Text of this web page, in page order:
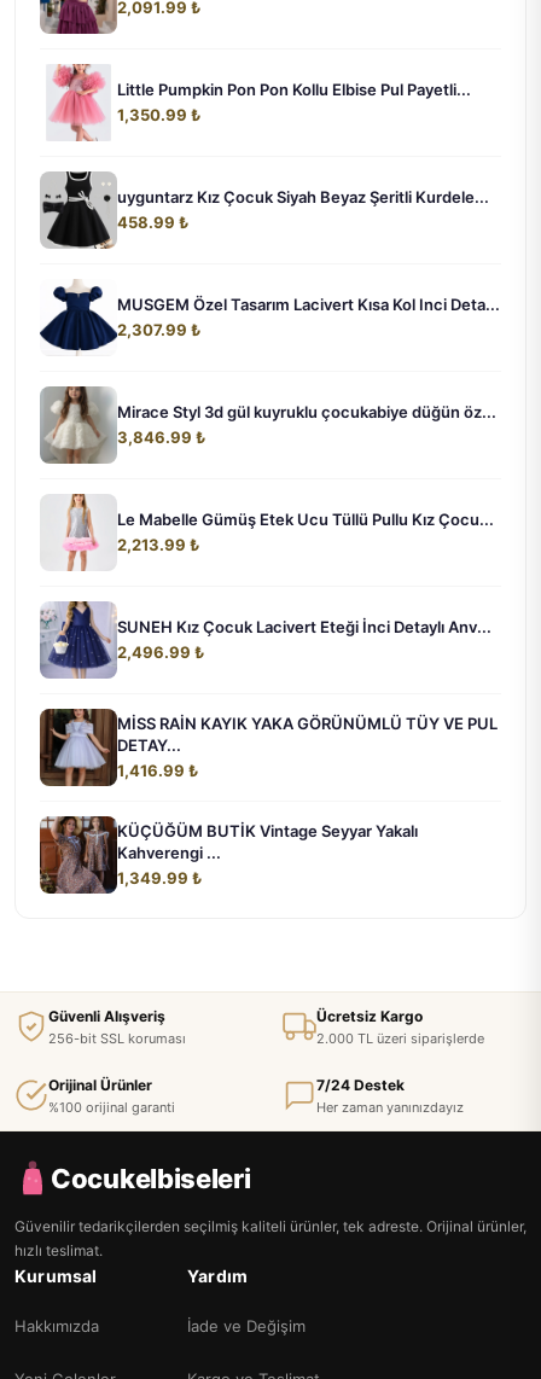
2,091.99 ₺
Little Pumpkin Pon Pon Kollu Elbise Pul Payetli...
1,350.99 ₺
uyguntarz Kız Çocuk Siyah Beyaz Şeritli Kurdele...
458.99 ₺
MUSGEM Özel Tasarım Lacivert Kısa Kol Inci Deta...
2,307.99 ₺
Mirace Styl 3d gül kuyruklu çocukabiye düğün öz...
3,846.99 ₺
Le Mabelle Gümüş Etek Ucu Tüllü Pullu Kız Çocu...
2,213.99 ₺
SUNEH Kız Çocuk Lacivert Eteği İnci Detaylı Anv...
2,496.99 ₺
MİSS RAİN KAYIK YAKA GÖRÜNÜMLÜ TÜY VE PUL
DETAY...
1,416.99 ₺
KÜÇÜĞÜM BUTİK Vintage Seyyar Yakalı
Kahverengi ...
1,349.99 ₺
Güvenli Alışveriş
256-bit SSL koruması
Ücretsiz Kargo
2.000 TL üzeri siparişlerde
Orijinal Ürünler
%100 orijinal garanti
7/24 Destek
Her zaman yanınızdayız
Cocukelbiseleri
Güvenilir tedarikçilerden seçilmiş kaliteli ürünler, tek adreste. Orijinal ürünler,
hızlı teslimat.
Kurumsal
Hakkımızda
Yardım
İade ve Değişim